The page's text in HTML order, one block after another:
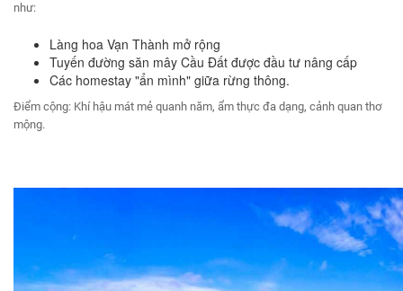
như:
Làng hoa Vạn Thành mở rộng
Tuyến đường săn mây Cầu Đất được đầu tư nâng cấp
Các homestay "ẩn mình" giữa rừng thông.
Điểm cộng: Khí hậu mát mẻ quanh năm, ẩm thực đa dạng, cảnh quan thơ
mộng.